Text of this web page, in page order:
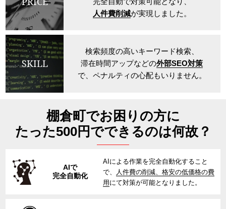
人件費削減が実現しました。
SKILL
検索頻度の高いキーワード検索、
滞在時間アップなどの外部SEO対策
で、ペナルティの心配もいりません。
棚倉町でお困りの方に
たった500円でできるのは何故？
AIで
完全自動化
AIによる作業を完全自動化すること
で、
人件費の削減、格安の低価格の費
用 にて対策が可能となりました。